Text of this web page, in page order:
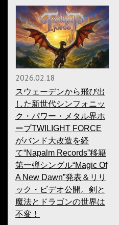
2026.02.18
スウェーデンから飛び出
した新世代シンフォニッ
ク・パワー・メタル界ホ
ープTWILIGHT FORCE
がバンド大改造を経
て“Napalm Records”移籍
第一弾シングル“Magic Of
A New Dawn”発表＆リリ
ック・ビデオ公開。剣と
魔法とドラゴンの世界は
不変！